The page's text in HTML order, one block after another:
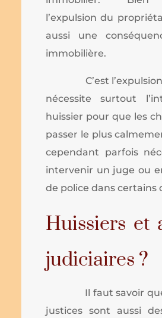
l’expulsion du
aussi une
immobilière.
C’est l’expulsion
nécessite surtout
huissier pour que les
passer le plus
cependant parfois
intervenir un juge ou
de police dans certains
Huissiers et
judiciaires ?
Il faut savoir que
justices sont aussi